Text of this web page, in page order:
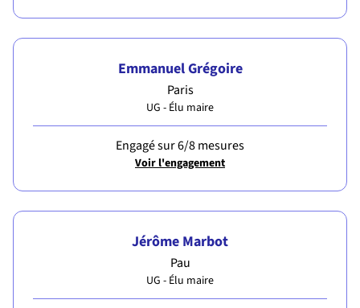
Emmanuel Grégoire
Paris
UG - Élu maire
Engagé sur 6/8 mesures
Voir l'engagement
Jérôme Marbot
Pau
UG - Élu maire